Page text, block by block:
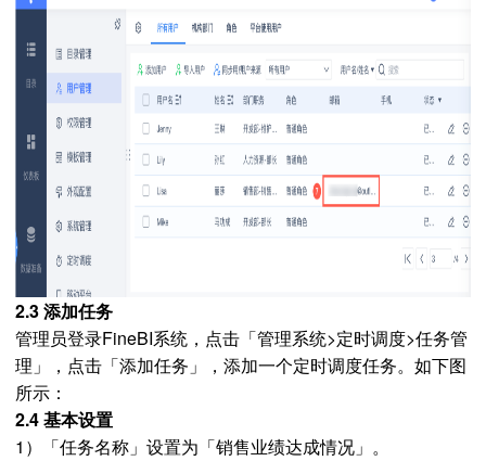
2.3 添加任务
管理员登录FineBI系统，点击「管理系统>定时调度>任务管
理」，点击「添加任务」，添加一个定时调度任务。如下图
所示：
2.4 基本设置
1）「任务名称」设置为「销售业绩达成情况 」。